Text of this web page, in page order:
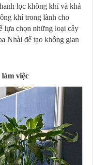
lọc không khí và khả
khí trong lành cho
lựa chọn những loại cây
Nhài để tạo không gian
việc